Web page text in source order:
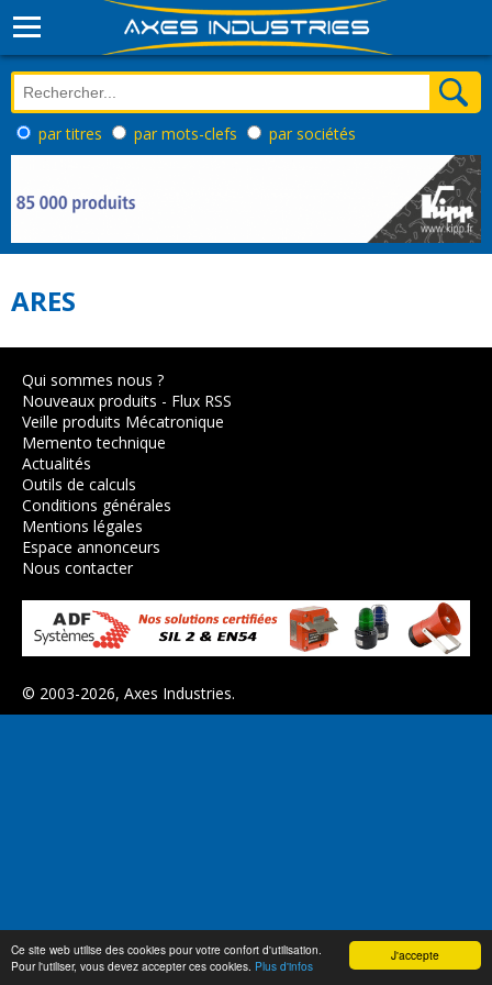
J'accepte
Ce site web utilise des cookies pour votre confort d'utilisation.
Pour l'utiliser, vous devez accepter ces cookies. Plus d'infos
par titres par mots-clefs par sociétés
ARES
Qui sommes nous ?
Nouveaux produits - Flux RSS
Veille produits Mécatronique
Memento technique
Actualités
Outils de calculs
Conditions générales
Mentions légales
Espace annonceurs
Nous contacter
© 2003-2026, Axes Industries.